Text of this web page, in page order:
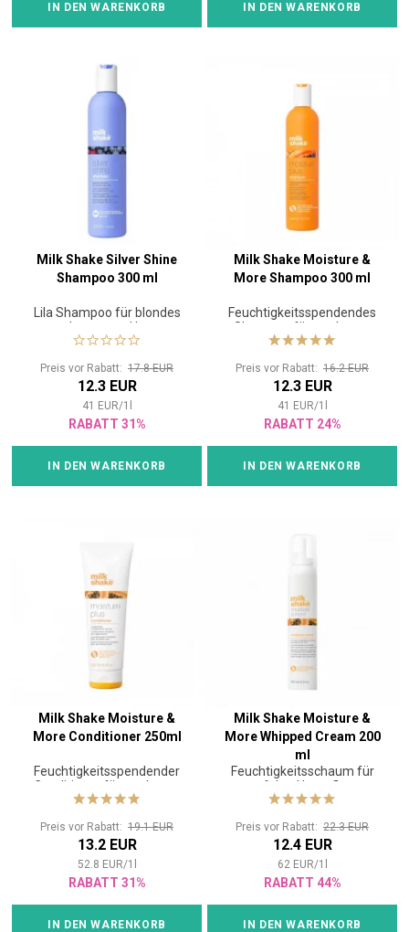
IN DEN WARENKORB IN DEN WARENKORB
Milk Shake Silver Shine
Shampoo 300 ml
Lila Shampoo für blondes
oder graues Haar
Preis vor Rabatt: 17.8 EUR
12.3 EUR
41 EUR/1
RABATT 31%
IN DEN WARENKORB
Milk Shake Moisture &
More Shampoo 300 ml
Feuchtigkeitsspendendes
Shampoo für trockenes
Haar
Preis vor Rabatt: 16.2 EUR
12.3 EUR
41 EUR/1
RABATT 24%
IN DEN WARENKORB
Milk Shake Moisture &
More Conditioner 250ml
Feuchtigkeitsspendender
Conditioner für trockenes
Haar
Preis vor Rabatt: 19.1 EUR
13.2 EUR
52.8 EUR/1
RABATT 31%
IN DEN WARENKORB
Milk Shake Moisture &
More Whipped Cream 200
ml
Feuchtigkeitsschaum für
perfekte Haarpflege
Preis vor Rabatt: 22.3 EUR
12.4 EUR
62 EUR/1
RABATT 44%
IN DEN WARENKORB